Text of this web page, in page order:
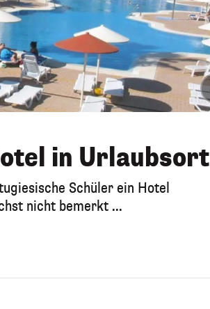
in Urlaubsort
Schüler ein Hotel
nicht bemerkt ...